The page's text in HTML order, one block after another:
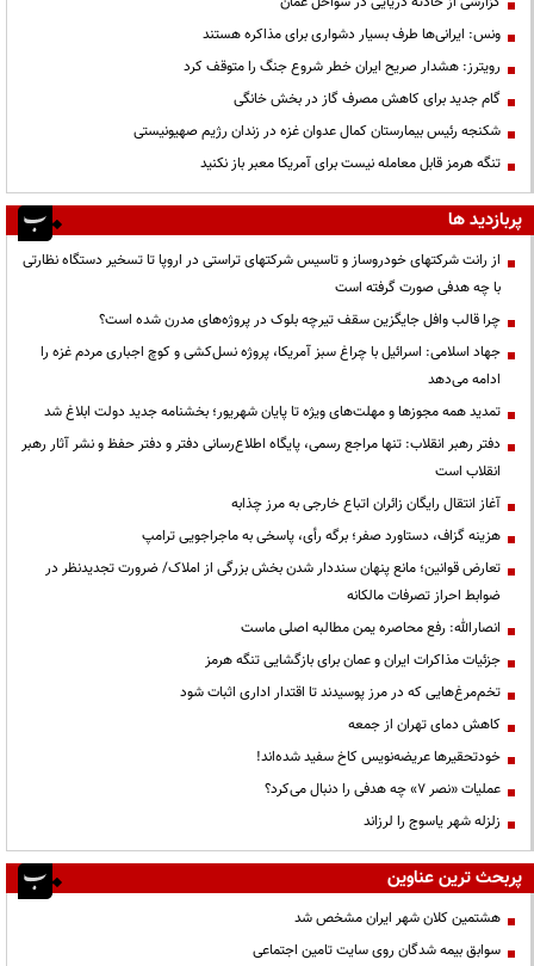
ونس: ایرانی‌ها طرف بسیار دشواری برای مذاکره هستند
رویترز: هشدار صریح ایران خطر شروع جنگ را متوقف کرد
گام جدید برای کاهش مصرف گاز در بخش خانگی
شکنجه رئیس بیمارستان کمال عدوان غزه در زندان رژیم صهیونیستی
تنگه هرمز قابل معامله نیست برای آمریکا معبر باز نکنید
پربازدید ها
از رانت‌ شرکتهای خودروساز و تاسیس شرکتهای تراستی در اروپا تا تسخیر دستگاه نظارتی
با چه هدفی صورت گرفته است
چرا قالب وافل جایگزین سقف تیرچه بلوک در پروژه‌های مدرن شده است؟
جهاد اسلامی: اسرائیل با چراغ سبز آمریکا، پروژه نسل‌کشی و کوچ اجباری مردم غزه را
ادامه می‌دهد
تمدید همه مجوزها و مهلت‌های ویژه تا پایان شهریور؛ بخشنامه جدید دولت ابلاغ شد
دفتر رهبر انقلاب: تنها مراجع رسمی، پایگاه اطلاع‌رسانی دفتر و دفتر حفظ و نشر آثار رهبر
انقلاب است
آغاز انتقال رایگان زائران اتباع خارجی به مرز چذابه
هزینه گزاف، دستاورد صفر؛ برگه رأی، پاسخی به ماجراجویی ترامپ
تعارض قوانین؛ مانع پنهان سنددار شدن بخش بزرگی از املاک/ ضرورت تجدیدنظر در
ضوابط احراز تصرفات مالکانه
انصارالله: رفع محاصره یمن مطالبه اصلی ماست
جزئیات مذاکرات ایران و عمان برای بازگشایی تنگه هرمز
تخم‌مرغ‌هایی که در مرز پوسیدند تا اقتدار اداری اثبات شود
کاهش دمای تهران از جمعه
خودتحقیرها عریضه‌نویس کاخ سفید شده‌اند!
عملیات «نصر ۷» چه هدفی را دنبال می‌کرد؟
زلزله شهر یاسوج را لرزاند
پربحث ترین عناوین
هشتمین کلان شهر ایران مشخص شد
سوابق بیمه شدگان روی سایت تامین اجتماعی